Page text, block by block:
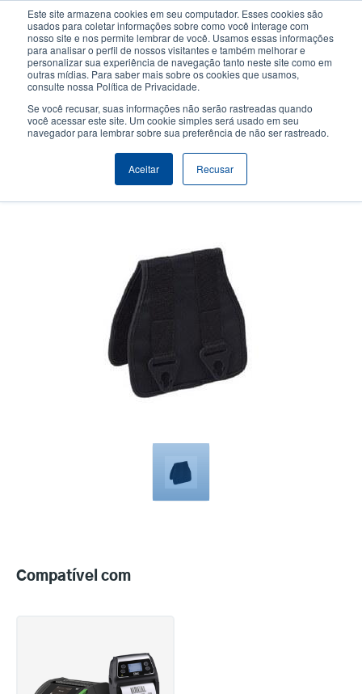
Este site armazena cookies em seu computador. Esses cookies são
usados para coletar informações sobre como você interage com
nosso site e nos permite lembrar de você. Usamos essas informações
para analisar o perfil de nossos visitantes e também melhorar e
personalizar sua experiência de navegação tanto neste site como em
outras mídias. Para saber mais sobre os cookies que usamos,
consulte nossa Política de Privacidade.
Se você recusar, suas informações não serão rastreadas quando
você acessar este site. Um cookie simples será usado em seu
navegador para lembrar sobre sua preferência de não ser rastreado.
Aceitar Recusar
conteúdo
principal
User
account
User
Header
Seletor de Produto Contactar Vendas
Clipe de cinto (Alpha-4L)
with
Compatível com